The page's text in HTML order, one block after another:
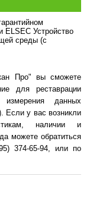
ELSEC Устройство
среды (с
Про" вы сможете
для реставрации
данных
Если у вас возникли
наличии и
можете обратиться
374-65-94, или по